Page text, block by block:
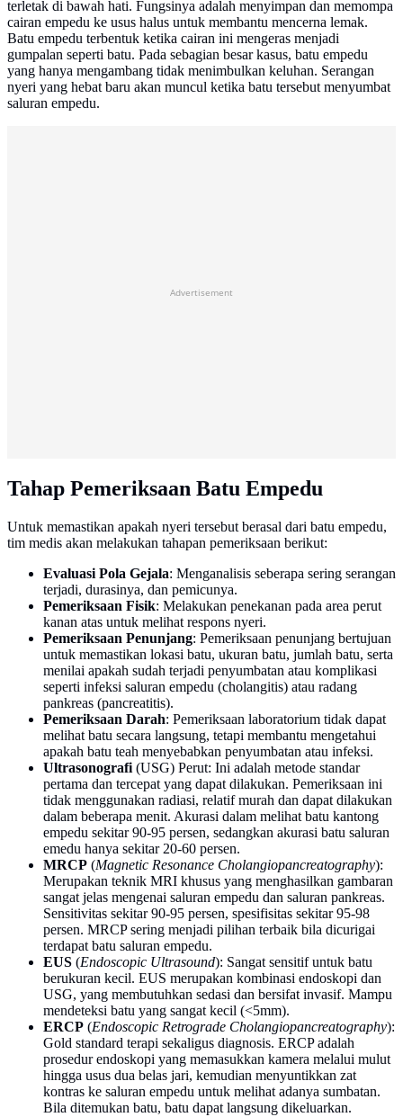
terletak di bawah hati. Fungsinya adalah menyimpan dan memompa
cairan empedu ke usus halus untuk membantu mencerna lemak.
Batu empedu terbentuk ketika cairan ini mengeras menjadi
gumpalan seperti batu. Pada sebagian besar kasus, batu empedu
yang hanya mengambang tidak menimbulkan keluhan. Serangan
nyeri yang hebat baru akan muncul ketika batu tersebut menyumbat
saluran empedu.
Advertisement
Tahap Pemeriksaan Batu Empedu
Untuk memastikan apakah nyeri tersebut berasal dari batu empedu,
tim medis akan melakukan tahapan pemeriksaan berikut:
Evaluasi Pola Gejala: Menganalisis seberapa sering serangan
terjadi, durasinya, dan pemicunya.
Pemeriksaan Fisik: Melakukan penekanan pada area perut
kanan atas untuk melihat respons nyeri.
Pemeriksaan Penunjang: Pemeriksaan penunjang bertujuan
untuk memastikan lokasi batu, ukuran batu, jumlah batu, serta
menilai apakah sudah terjadi penyumbatan atau komplikasi
seperti infeksi saluran empedu (cholangitis) atau radang
pankreas (pancreatitis).
Pemeriksaan Darah: Pemeriksaan laboratorium tidak dapat
melihat batu secara langsung, tetapi membantu mengetahui
apakah batu teah menyebabkan penyumbatan atau infeksi.
Ultrasonografi (USG) Perut: Ini adalah metode standar
pertama dan tercepat yang dapat dilakukan. Pemeriksaan ini
tidak menggunakan radiasi, relatif murah dan dapat dilakukan
dalam beberapa menit. Akurasi dalam melihat batu kantong
empedu sekitar 90-95 persen, sedangkan akurasi batu saluran
emedu hanya sekitar 20-60 persen.
MRCP (Magnetic Resonance Cholangiopancreatography):
Merupakan teknik MRI khusus yang menghasilkan gambaran
sangat jelas mengenai saluran empedu dan saluran pankreas.
Sensitivitas sekitar 90-95 persen, spesifisitas sekitar 95-98
persen. MRCP sering menjadi pilihan terbaik bila dicurigai
terdapat batu saluran empedu.
EUS (Endoscopic Ultrasound): Sangat sensitif untuk batu
berukuran kecil. EUS merupakan kombinasi endoskopi dan
USG, yang membutuhkan sedasi dan bersifat invasif. Mampu
mendeteksi batu yang sangat kecil (<5mm).
ERCP (Endoscopic Retrograde Cholangiopancreatography):
Gold standard terapi sekaligus diagnosis. ERCP adalah
prosedur endoskopi yang memasukkan kamera melalui mulut
hingga usus dua belas jari, kemudian menyuntikkan zat
kontras ke saluran empedu untuk melihat adanya sumbatan.
Bila ditemukan batu, batu dapat langsung dikeluarkan.